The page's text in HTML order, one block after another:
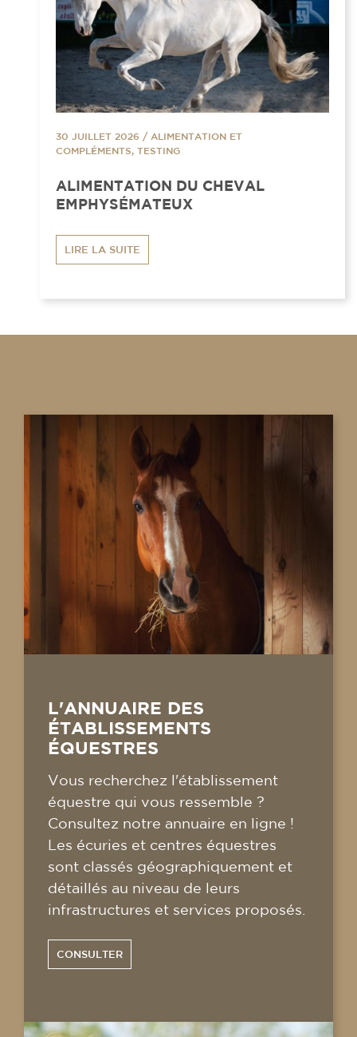
30 JUILLET 2026 / ALIMENTATION ET
COMPLÉMENTS, TESTING
ALIMENTATION DU CHEVAL
EMPHYSÉMATEUX
LIRE LA SUITE
L'ANNUAIRE DES
ÉTABLISSEMENTS
ÉQUESTRES
Vous recherchez l'établissement
équestre qui vous ressemble ?
Consultez notre annuaire en ligne !
Les écuries et centres équestres
sont classés géographiquement et
détaillés au niveau de leurs
infrastructures et services proposés.
CONSULTER